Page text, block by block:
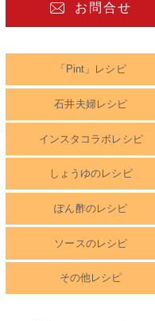
お問合せ
「Pint」レシピ
石井夫婦レシピ
インスタコラボレシピ
しょうゆのレシピ
ぽん酢のレシピ
ソースのレシピ
その他レシピ